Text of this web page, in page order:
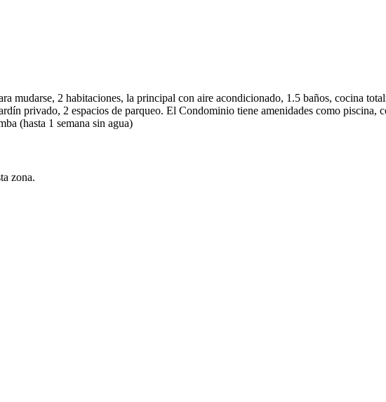
mudarse, 2 habitaciones, la principal con aire acondicionado, 1.5 baños, cocina
privado, 2 espacios de parqueo. El Condominio tiene amenidades como
(hasta 1 semana sin agua)
zona.